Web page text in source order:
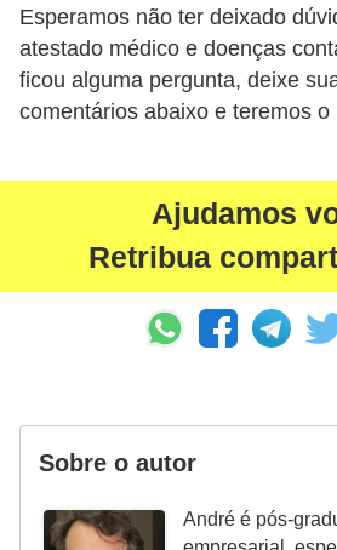
Esperamos não ter deixado
atestado médico e doenças
ficou alguma pergunta, deixe
comentários abaixo e teremos o
Ajudamos
Retribua
Sobre o autor
André é pós-
d
e
p
S
a
r